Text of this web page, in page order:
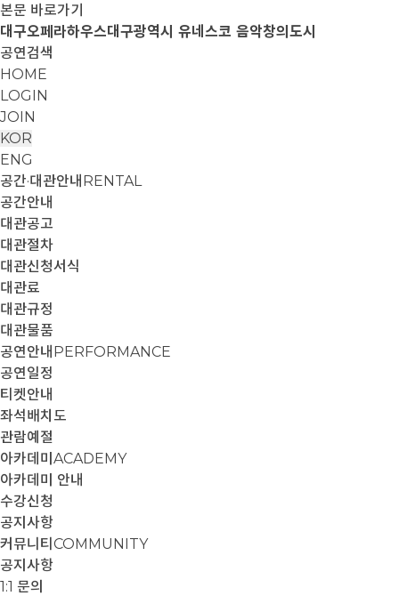
본문 바로가기
대구오페라하우스대구광역시 유네스코 음악창의도시
공연검색
HOME
LOGIN
JOIN
KOR
ENG
공간·대관안내 RENTAL
공간안내
대관공고
대관절차
대관신청서식
대관료
대관규정
대관물품
공연안내 PERFORMANCE
공연일정
티켓안내
좌석배치도
관람예절
아카데미 ACADEMY
아카데미 안내
수강신청
공지사항
커뮤니티 COMMUNITY
공지사항
1:1 문의